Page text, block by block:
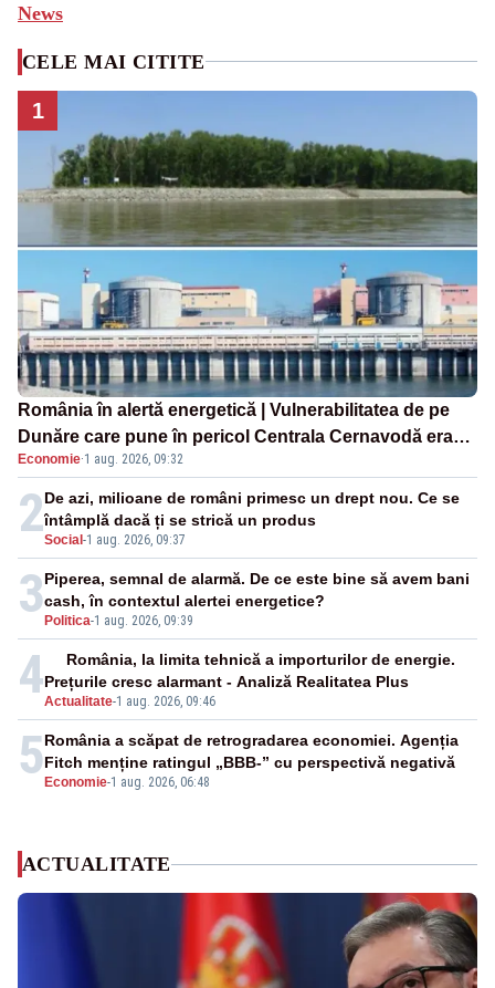
News
CELE MAI CITITE
1
România în alertă energetică | Vulnerabilitatea de pe
Dunăre care pune în pericol Centrala Cernavodă era
cunoscută de pe vremea lui Ceaușescu
Economie·1 aug. 2026, 09:32
2Social -1 aug. 2026, 09:37
De azi, milioane de români primesc un drept nou. Ce se
întâmplă dacă ți se strică un produs
3 Politica-1 aug. 2026, 09:39
Piperea, semnal de alarmă. De ce este bine să avem bani
cash, în contextul alertei energetice?
4Actualitate-1 aug. 2026, 09:46
România, la limita tehnică a importurilor de energie.
Prețurile cresc alarmant - Analiză Realitatea Plus
5 Economie-1 aug. 2026, 06:48
România a scăpat de retrogradarea economiei. Agenția
Fitch menține ratingul „BBB-” cu perspectivă negativă
ACTUALITATE